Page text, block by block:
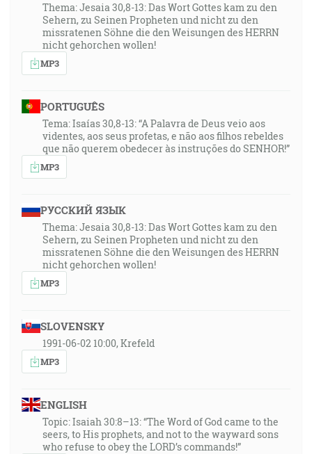
Thema: Jesaia 30,8-13: Das Wort Gottes kam zu den
Sehern, zu Seinen Propheten und nicht zu den
missratenen Söhne die den Weisungen des HERRN
nicht gehorchen wollen!
MP3
PORTUGUÊS
Tema: Isaías 30,8-13: “A Palavra de Deus veio aos
videntes, aos seus profetas, e não aos filhos rebeldes
que não querem obedecer às instruções do SENHOR!”
MP3
РУССКИЙ ЯЗЫК
Thema: Jesaia 30,8-13: Das Wort Gottes kam zu den
Sehern, zu Seinen Propheten und nicht zu den
missratenen Söhne die den Weisungen des HERRN
nicht gehorchen wollen!
MP3
SLOVENSKY
1991-06-02 10:00, Krefeld
MP3
ENGLISH
Topic: Isaiah 30:8–13: “The Word of God came to the
seers, to His prophets, and not to the wayward sons
who refuse to obey the LORD’s commands!”